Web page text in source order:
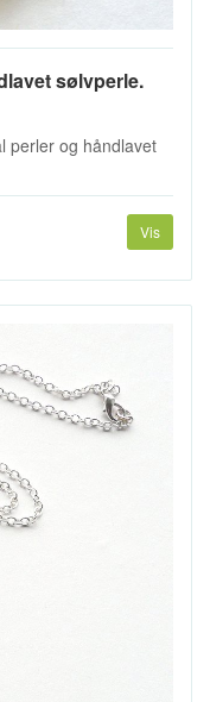
sølvperle.
perler og håndlavet
Vis